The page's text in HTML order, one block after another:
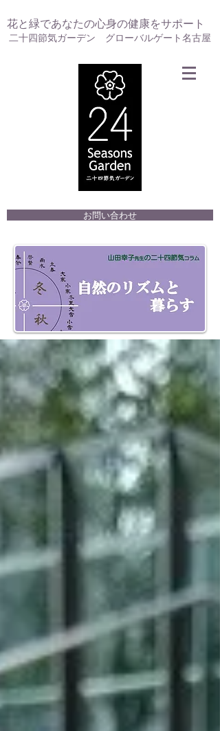
花と緑であなたの心身の健康をサポート
お問い合わせ
二十四節気ガーデン グローバルゲート名古屋